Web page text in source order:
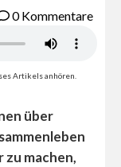
0 Kommentare
Artikels anhören.
über
machen,